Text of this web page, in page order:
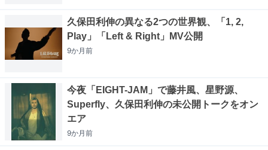
久保田利伸の異なる2つの世界観、「1, 2,
Play」「Left & Right」MV公開
9か月前
今夜「EIGHT-JAM」で藤井風、星野源、
Superfly、久保田利伸の未公開トークをオン
エア
9か月前